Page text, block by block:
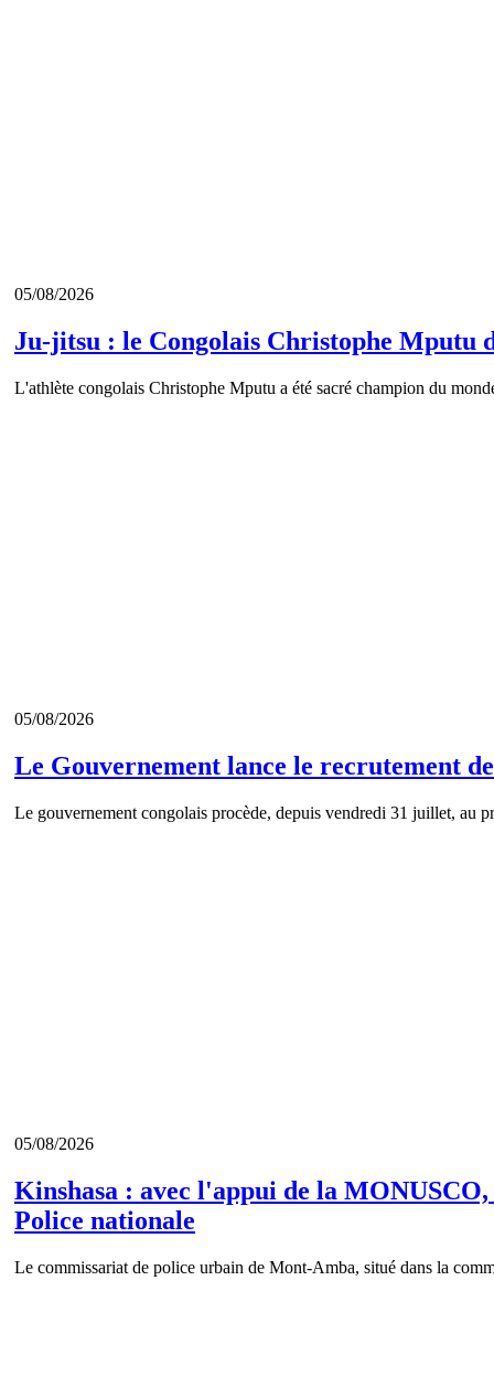
05/08/2026
Ju-jitsu : le Congolais Christophe Mputu
L'athlète congolais Christophe Mputu a été sacré champion du
05/08/2026
Le Gouvernement lance le recrutement
Le gouvernement congolais procède, depuis vendredi 31 juillet, au
05/08/2026
Kinshasa : avec l'appui de la
Police nationale
Le commissariat de police urbain de Mont-Amba, situé dans la